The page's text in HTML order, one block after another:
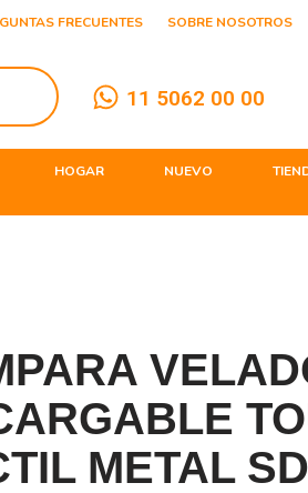
FRECUENTES SOBRE NOSOTROS
11 5062 00 00
HOGAR NUEVO
METAL